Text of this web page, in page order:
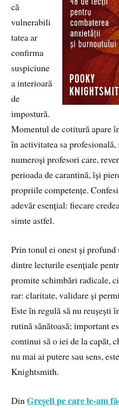
că
vulnerabili
tatea ar
confirma
suspiciune
a interioară
de
impostură.
Momentul de cotitură apare
în activitatea sa
numeroși profesori care,
perioada de carantină, își
propriile competențe.
adevăr esențial: fiecare
simte astfel.
Prin tonul ei onest și profund
dintre lecturile esențiale
promite schimbări radicale,
rar: claritate, validare și
Este în regulă să nu reușești
rutină sănătoasă; important
continui să o iei de la capăt,
nu mai ai putere sau sens,
Knightsmith.
DinGreșeli pe care le-am